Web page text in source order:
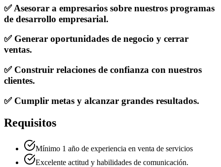
✅ Asesorar a empresarios sobre nuestros programas
de desarrollo empresarial.
✅ Generar oportunidades de negocio y cerrar
ventas.
✅ Construir relaciones de confianza con nuestros
clientes.
✅ Cumplir metas y alcanzar grandes resultados.
Requisitos
Mínimo 1 año de experiencia en venta de servicios
Excelente actitud y habilidades de comunicación.